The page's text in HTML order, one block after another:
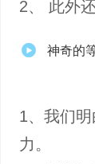
2、 此外
神奇的
1、我们
力。